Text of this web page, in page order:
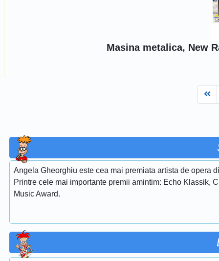
Masina metalica, New
Angela Gheorghiu este cea mai premiata artista de opera
Printre cele mai importante premii amintim: Echo Klassik,
Music Award.